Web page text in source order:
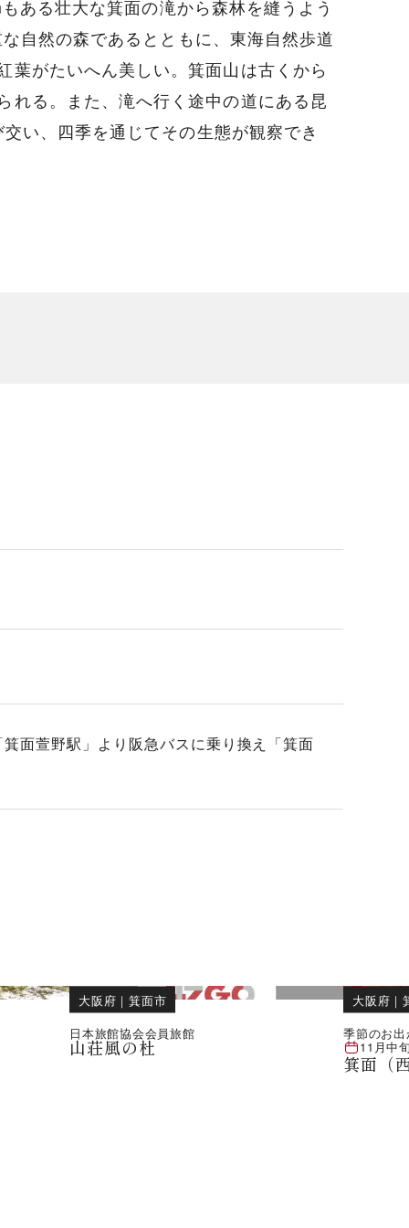
ある壮大な箕面の滝から森林を縫うよう
自然の森であるとともに、東海自然歩道
がたいへん美しい。箕面山は古くから
れる。また、滝へ行く途中の道にある昆
い、四季を通じてその生態が観察でき
面萱野駅」より阪急バスに乗り換え「箕面
大阪府 ｜箕面市
日本旅館協会会員旅館
山荘風の杜
大阪府 ｜
季節のお
11月中
箕面（